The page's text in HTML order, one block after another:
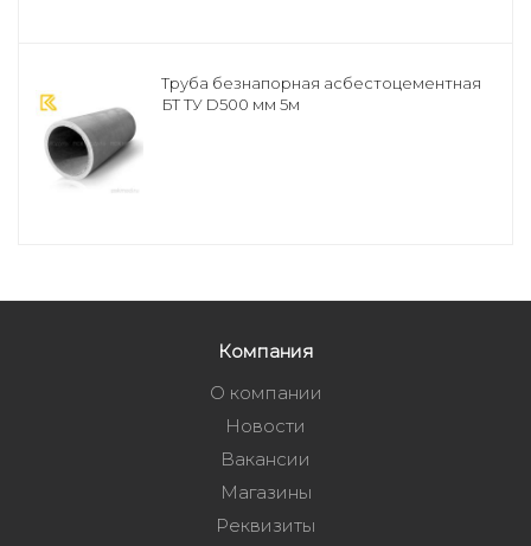
Труба безнапорная асбестоцементная
БТ ТУ D500 мм 5м
Компания
О компании
Новости
Вакансии
Магазины
Реквизиты